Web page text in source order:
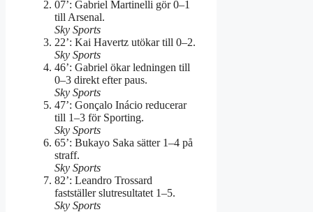
07’: Gabriel Martinelli gör 0–1
till Arsenal.
Sky Sports
22’: Kai Havertz utökar till 0–2.
Sky Sports
46’: Gabriel ökar ledningen till
0–3 direkt efter paus.
Sky Sports
47’: Gonçalo Inácio reducerar
till 1–3 för Sporting.
Sky Sports
65’: Bukayo Saka sätter 1–4 på
straff.
Sky Sports
82’: Leandro Trossard
fastställer slutresultatet 1–5.
Sky Sports